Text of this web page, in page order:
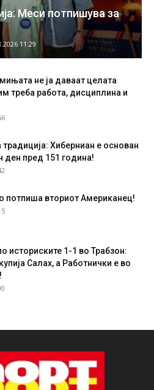
Меси потпишува за
11:29
не ја даваат целата
треба работа, дисциплина и
традиција: Хиберниан е основан
ден пред 151 година!
потпиша вториот Американец!
историските 1-1 во Трабзон:
Салах, а Работнички е во